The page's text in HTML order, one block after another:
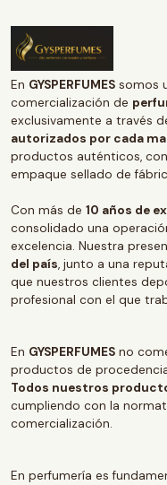
En GYSPERFUMES somos
comercialización de
exclusivamente a través
autorizados por cada
productos auténticos,
empaque sellado de
Con más de 10 años de
consolidado una
excelencia. Nuestra
del país, junto a una
que nuestros clientes
profesional con el que
En GYSPERFUMES no
productos de
Todos nuestros
cumpliendo con la
comercialización.
En perfumería es